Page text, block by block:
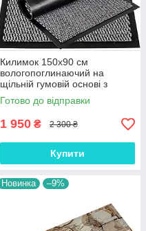
Килимок 150х90 см
вологопоглинаючий на
щільній гумовій основі з
ворсовим покриттям сірий
Готово до відправки
1 950 ₴ 2 300 ₴
Купити
Новинка –9%